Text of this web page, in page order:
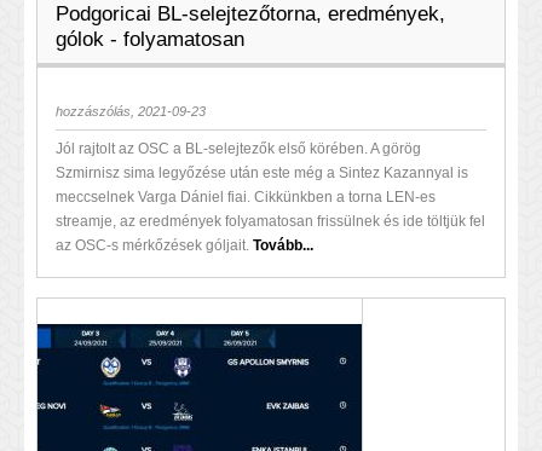
Podgoricai BL-selejtezőtorna, eredmények,
gólok - folyamatosan
hozzászólás, 2021-09-23
Jól rajtolt az OSC a BL-selejtezők első körében. A görög
Szmirnisz sima legyőzése után este még a Sintez Kazannyal is
meccselnek Varga Dániel fiai. Cikkünkben a torna LEN-es
streamje, az eredmények folyamatosan frissülnek és ide töltjük fel
az OSC-s mérkőzések góljait. Tovább...